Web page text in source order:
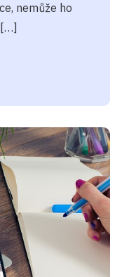
nemůže ho
[…]